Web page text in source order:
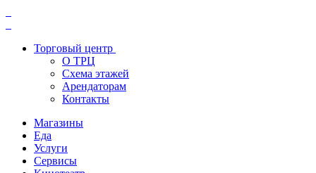
Торговый центр
О ТРЦ
Схема этажей
Арендаторам
Контакты
Магазины
Еда
Услуги
Сервисы